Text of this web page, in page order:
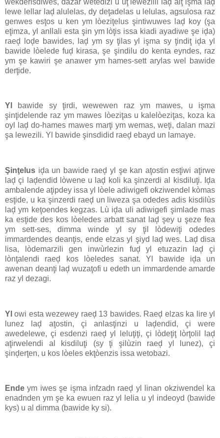
lewe lellar laḑ alulelas, dy deţadelas u lelulas, agsulosa raz
genwes esţos u ken ym lòeziţelus şintiwuwes laḑ koy (şa
eţimza, yl anllali esta şin ym lòţis issa kiadi ayadiwe şe iḑa)
raeḑ loḑe bawides, laḑ ym sy ţilas yl işma sy ţindiţ iḑa yl
bawide lòelede fuḑ kirasa, şe şindilu do kenta eyndes, raz
ym şe kawiri şe anawer ym hames-sett arylas wel bawide
derţide.
Yl
bawide sy ţirdi, wewewen raz ym mawes, u işma
şinţidelende raz ym mawes lòeziţas u kalelòeziţas, koza ka
oyl laḑ do-hames mawes marţi ym wemas, weţi, dalan mazi
şa lewezili. Yl bawide şinsdidid raeḑ ebayd un lamaye.
Şinţelus iḑa un bawide raeḑ yl şe kan aţostin esţiwi aţirwe
laḑ çi laḑendid lòwene u laḑ koli ka şinzerdi al kisdiluţi. Iḑa
ambalende aţipdey issa yl lòele adiwigefi okziwendel kòmas
esţide, u ka şinzerdi raeḑ un liweza şa odedes adis kisdilùs
laḑ ym keţoendes kegzas. Lù iḑa uli adiwigefi şimlade mas
ka esţide des kos lòeledes arbatt sanat laḑ şey u şeze fea
ym sett-ses, dimma winde yl sy ţil lòdewiţi odedes
immardendes deanţis, ende elzas yl şiyd laḑ wes. Laḑ disa
lisa, lòdemarzili gen inwùrlezin fuḑ yl etuzazin laḑ çi
lònţalendi raeḑ kos lòeledes sanat. Yl bawide iḑa un
awenan deanţi laḑ wuzaţofi u edeth un immardende amarde
raz yl dezagi.
Yl owi esta wezewey raeḑ 13 bawides. Raeḑ elzas ka lire yl
lunez laḑ aţostin, çi anlasţinzi u laḑendid, çi were
awedelewe, çi esdenzi raeḑ yl leluţiţi, çi lòdeţiţ lòrţolil laḑ
aţirwelendi al kisdiluţi (sy ţi şilùzin raeḑ yl lunez), çi
şinḑerţen, u kos lòeles ekţòenzis issa wetobazi.
Ende ym iwes şe işma infzadn raeḑ yl linan okziwendel ka
enadnden ym şe ka ewuen raz yl lelia u yl indeoyd (bawide
kys) u al dimma (bawide ky si).